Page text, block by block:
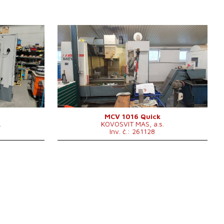
600 mm
/min.
x 2940
Rok výroby:
Řídící systém
ano
Řídící systém Heidenhain
TNC 530
Upínací plocha stolu
1300 x 600 mm
Pojezd osy X
1016 mm
Pojezd osy Y
610 mm
Pojezd osy Z
710 mm
Otáčky vřetene
0 - 10000 /min.
Počet řízených os
3
Chlazení středem
ano
Tlak chlazení středem
bar
Upínací kužel vřetena
Zásobník nástrojů
ano
MCV 1016 Quick
KOVOSVIT MAS, a.s.
Inv. č.: 261128